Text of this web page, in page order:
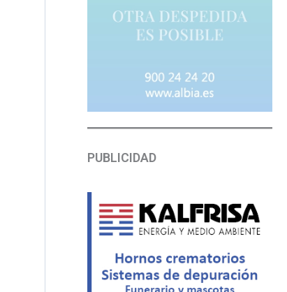
PUBLICIDAD